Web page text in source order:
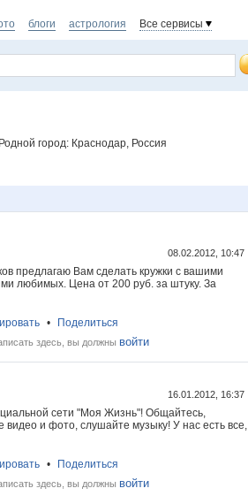
блоги астрология Все сервисы
город: Краснодар, Россия
08.02.2012, 10:47
предлагаю Вам сделать кружки с вашими
любимых. Цена от 200 руб. за штуку. За
• Поделиться
здесь, вы должны войти
16.01.2012, 16:37
сети "Моя Жизнь"! Общайтесь,
видео и фото, слушайте музыку! У нас есть все,
• Поделиться
здесь, вы должны войти